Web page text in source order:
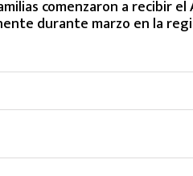
comenzaron a recibir
durante marzo en la